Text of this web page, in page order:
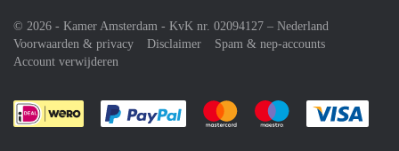
© 2026 - Kamer Amsterdam - KvK nr. 02094127 – Nederland
Voorwaarden & privacy
Disclaimer
Spam & nep-accounts
Account verwijderen
Je rekent gemakkelijk af met Paypal
Je rekent gemakkelijk af met
Je rekent